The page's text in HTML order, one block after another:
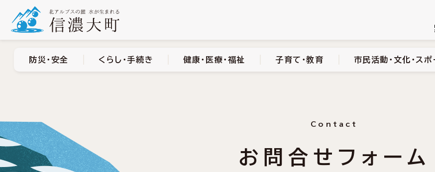
市民活動・文化・スポ
防災・安全 くらし・手続き 健康・医療・福祉 子育て・教育 市民活動・文化・スポ
Contact
お問合せフォーム